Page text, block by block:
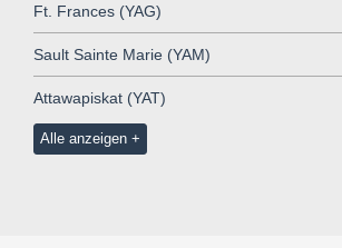
Ft. Frances (YAG)
Sault Sainte Marie (YAM)
Attawapiskat (YAT)
Alle anzeigen